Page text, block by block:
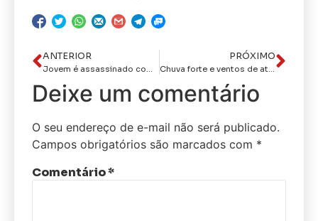
ANTERIOR PRÓXIMO
Deixe um comentário
O seu endereço de e-mail não será publicado.
Campos obrigatórios são marcados com *
Comentário*